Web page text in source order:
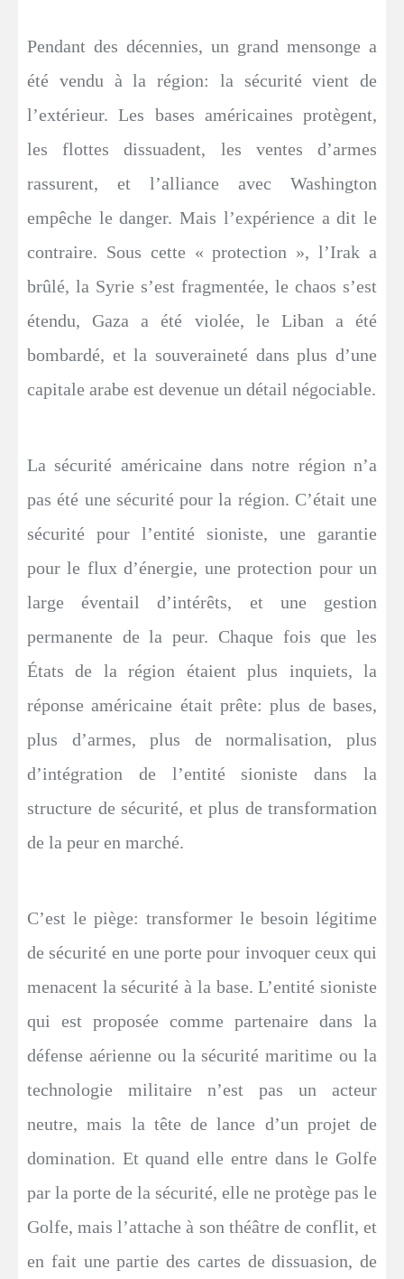
Pendant des décennies, un grand mensonge a
été vendu à la région: la sécurité vient de
l’extérieur. Les bases américaines protègent,
les flottes dissuadent, les ventes d’armes
rassurent, et l’alliance avec Washington
empêche le danger. Mais l’expérience a dit le
contraire. Sous cette « protection », l’Irak a
brûlé, la Syrie s’est fragmentée, le chaos s’est
étendu, Gaza a été violée, le Liban a été
bombardé, et la souveraineté dans plus d’une
capitale arabe est devenue un détail négociable.
La sécurité américaine dans notre région n’a
pas été une sécurité pour la région. C’était une
sécurité pour l’entité sioniste, une garantie
pour le flux d’énergie, une protection pour un
large éventail d’intérêts, et une gestion
permanente de la peur. Chaque fois que les
États de la région étaient plus inquiets, la
réponse américaine était prête: plus de bases,
plus d’armes, plus de normalisation, plus
d’intégration de l’entité sioniste dans la
structure de sécurité, et plus de transformation
de la peur en marché.
C’est le piège: transformer le besoin légitime
de sécurité en une porte pour invoquer ceux qui
menacent la sécurité à la base. L’entité sioniste
qui est proposée comme partenaire dans la
défense aérienne ou la sécurité maritime ou la
technologie militaire n’est pas un acteur
neutre, mais la tête de lance d’un projet de
domination. Et quand elle entre dans le Golfe
par la porte de la sécurité, elle ne protège pas le
Golfe, mais l’attache à son théâtre de conflit, et
en fait une partie des cartes de dissuasion, de